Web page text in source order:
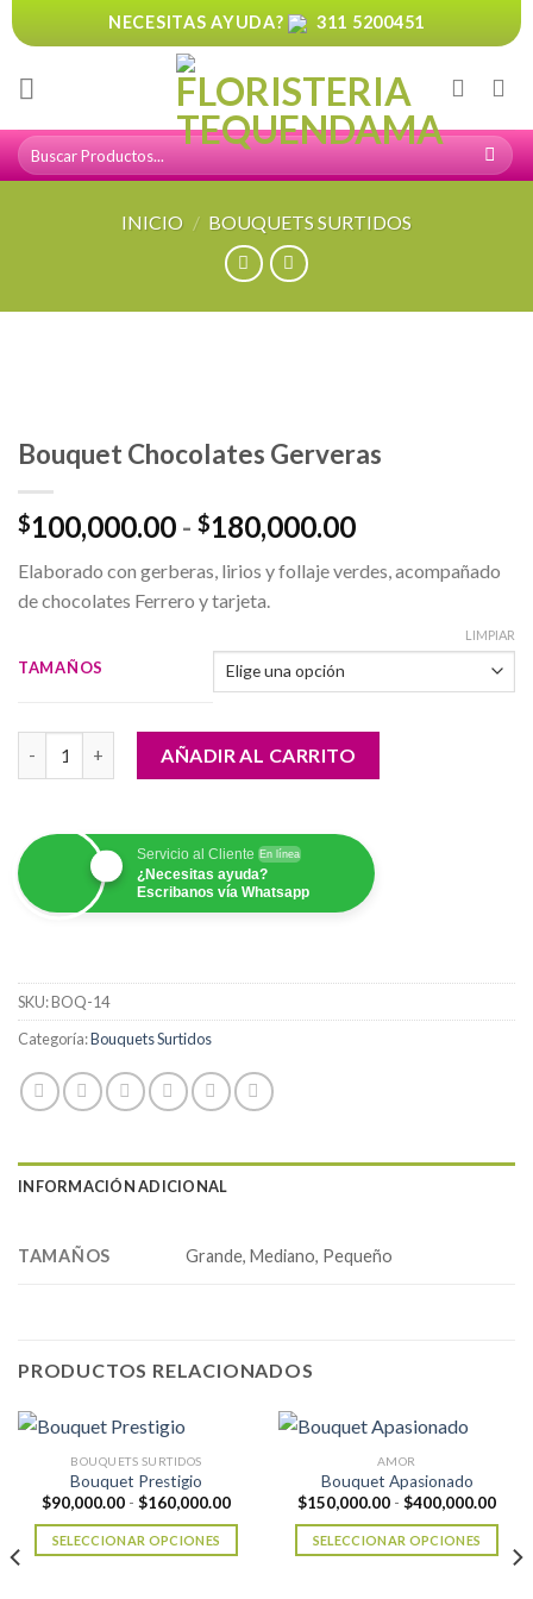
to
content
NECESITAS AYUDA? 311 5200451
Buscar
por:
INICIO / BOUQUETS SURTIDOS
Bouquet Chocolates Gerveras
$100,000.00 - $180,000.00Rango
precios:
$100,000.00
$180,000.00
Elaborado con gerberas, lirios y follaje verdes, acompañado
de chocolates Ferrero y tarjeta.
TAMAÑOS
LIMPIAR
Bouquet Chocolates Gerveras cantidad
AÑADIR AL CARRITO
Servicio al Cliente En línea
¿Necesitas ayuda?
Escribanos vía Whatsapp
SKU:BOQ-14
Categoría:Bouquets Surtidos
INFORMACIÓN ADICIONAL
TAMAÑOS Grande, Mediano, Pequeño
PRODUCTOS RELACIONADOS
BOUQUETS SURTIDOS
Bouquet Prestigio
$90,000.00 - $160,000.00Rango
precios:
SELECCIONAR OPCIONES
AMOR
Bouquet Apasionado
$150,000.00 - $400,000.00
SELECCIONAR OPCIONES